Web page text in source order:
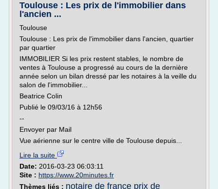
Toulouse : Les prix de l'immobilier dans
l'ancien ...
Toulouse
Toulouse : Les prix de l'immobilier dans l'ancien, quartier
par quartier
IMMOBILIER Si les prix restent stables, le nombre de
ventes à Toulouse a progressé au cours de la dernière
année selon un bilan dressé par les notaires à la veille du
salon de l'immobilier...
Beatrice Colin
Publié le 09/03/16 à 12h56
--
Envoyer par Mail
Vue aérienne sur le centre ville de Toulouse depuis...
Lire la suite
Date: 2016-03-23 06:03:11
Site : https://www.20minutes.fr
Thèmes liés : notaire de france prix de